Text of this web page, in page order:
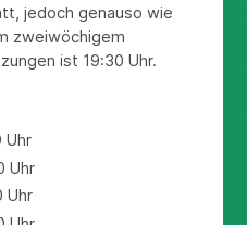
jedoch genauso wie
zweiwöchigem
ist 19:30 Uhr.
Uhr
Uhr
Uhr